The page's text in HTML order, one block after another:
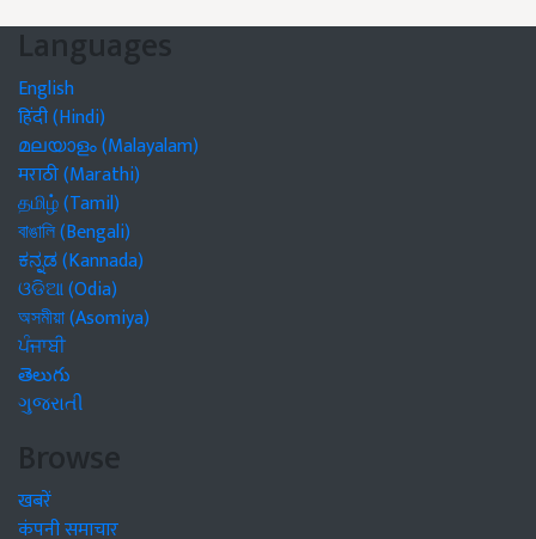
Languages
English
हिंदी (Hindi)
മലയാളം (Malayalam)
मराठी (Marathi)
தமிழ் (Tamil)
বাঙালি (Bengali)
ಕನ್ನಡ (Kannada)
ଓଡିଆ (Odia)
অসমীয়া (Asomiya)
ਪੰਜਾਬੀ
తెలుగు
ગુજરાતી
Browse
खबरें
कंपनी समाचार